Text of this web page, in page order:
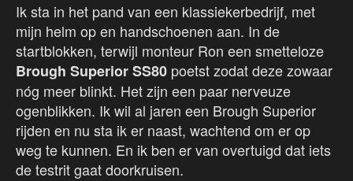
Ik sta in het pand van een klassiekerbedrijf, met
mijn helm op en handschoenen aan. In de
startblokken, terwijl monteur Ron een smetteloze
Brough Superior SS80 poetst zodat deze zowaar
nóg meer blinkt. Het zijn een paar nerveuze
ogenblikken. Ik wil al jaren een Brough Superior
rijden en nu sta ik er naast, wachtend om er op
weg te kunnen. En ik ben er van overtuigd dat iets
de testrit gaat doorkruisen.